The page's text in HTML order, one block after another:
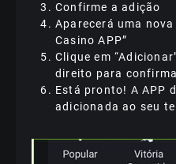
Confirme a adição
Aparecerá uma
Casino APP”
Clique em
direito para
Está pronto! A APP
adicionada ao seu